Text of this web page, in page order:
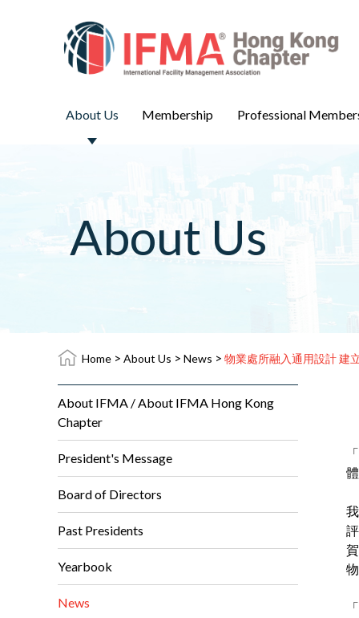
About Us Membership Professional
About Us
Home > About Us > News > 物業處所融入通用設計 建
About IFMA / About IFMA Hong Kong
Chapter
President's Message
Board of Directors
Past Presidents
Yearbook
News
賀